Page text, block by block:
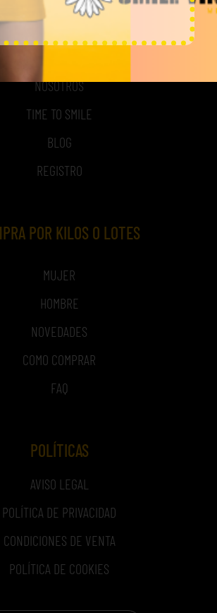
MI CUENTA
NOSOTROS
TIME TO SMILE
BLOG
REGISTRO
POR KILOS O LOTES
MUJER
HOMBRE
NOVEDADES
COMO COMPRAR
FAQ
POLÍTICAS
AVISO LEGAL
POLÍTICA DE PRIVACIDAD
CONDICIONES DE VENTA
POLÍTICA DE COOKIES